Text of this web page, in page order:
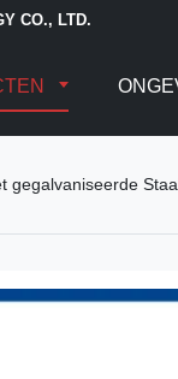
CO., LTD.
gegalvaniseerde